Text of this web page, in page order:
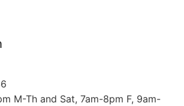
M-Th and Sat, 7am-8pm F, 9am-